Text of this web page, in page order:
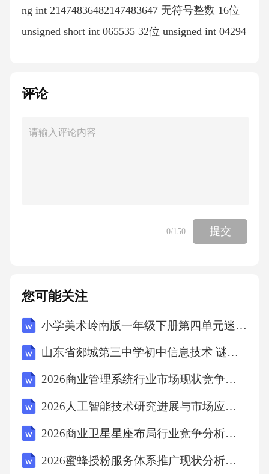
评论
0/150 提交
您可能关注
小学美术岭南版一年级下册第四单元迷人的色彩14.押印的花纹教案设计
山东省郯城第三中学初中信息技术 谜语大擂台（二）教案
2026商业管理系统行业市场现状竞争格局优化规划
2026人工智能技术研究进展与市场应用分析
2026商业卫星星座布局行业竞争分析市场前景发展前景投资趋势研究
2026蜜蜂授粉服务体系推广现状分析及生态农产品品牌塑造研究